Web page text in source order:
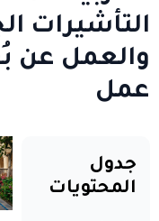
التأشيرات
والعمل عن
عمل
جدول
المحتويات